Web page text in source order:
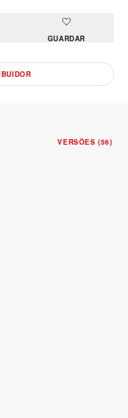
GUARDAR
VERSÕES (56)